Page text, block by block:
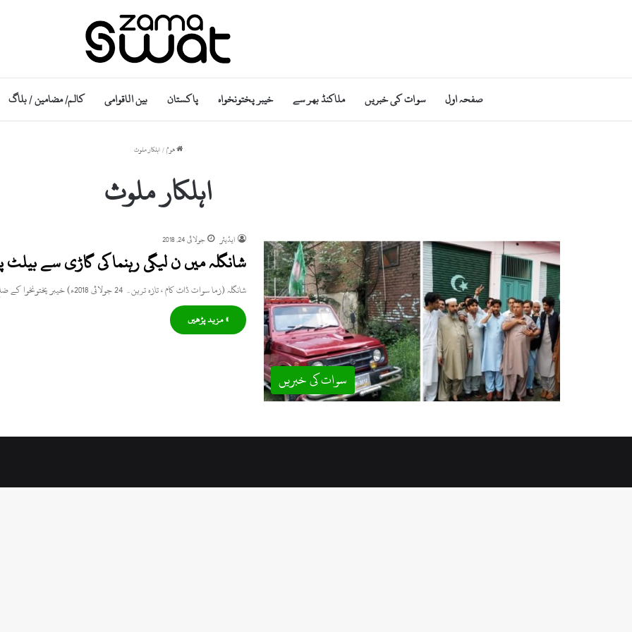
صفحہ اول سوات کی خبریں ملاکنڈ بھر سے خیبر پختونخواہ پاکستان بین الاقوامی کالم/ مضامین / بلاگ
ھوم / اہلکار ملوث
اہلکار ملوث
سوات کی خبریں
ایڈیٹر جولائی 24, 2018
شانگلہ میں ن لیگی رہنما کی گاڑی سے بیلٹ
شانگلہ (زما سوات ڈاٹ کام ، تازہ ترین۔ 24 جولائی 2018ء) خیبر پختونخوا کے ضلع شانگلہ میں گزشتہ روز پولیس…
» مزید پڑھیں